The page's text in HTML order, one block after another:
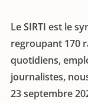
Le SIRTI est le
regroupant 170
quotidiens,
journalistes,
23 septembre